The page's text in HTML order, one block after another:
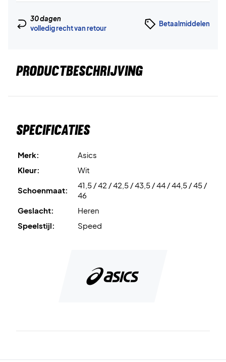
30 dagen
volledig recht van retour
Betaalmiddelen
PRODUCTBESCHRIJVING
Specificaties
Merk:
Asics
Kleur:
Wit
Schoenmaat:
41,5 / 42 / 42,5 / 43,5 / 44 / 44,5 / 45 /
46
Geslacht:
Heren
Speelstijl:
Speed